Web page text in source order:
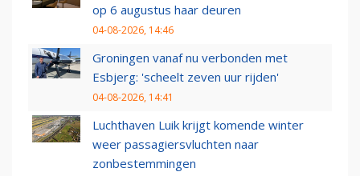
op 6 augustus haar deuren
04-08-2026, 14:46
Groningen vanaf nu verbonden met
Esbjerg: 'scheelt zeven uur rijden'
04-08-2026, 14:41
Luchthaven Luik krijgt komende winter
weer passagiersvluchten naar
zonbestemmingen